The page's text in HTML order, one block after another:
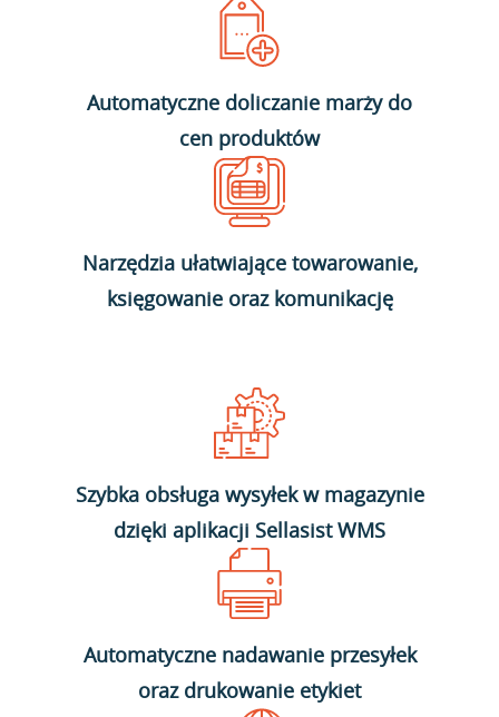
Automatyczne doliczanie marży do
cen produktów
Narzędzia ułatwiające towarowanie,
księgowanie oraz komunikację
Szybka obsługa wysyłek w magazynie
dzięki aplikacji Sellasist WMS
Automatyczne nadawanie przesyłek
oraz drukowanie etykiet